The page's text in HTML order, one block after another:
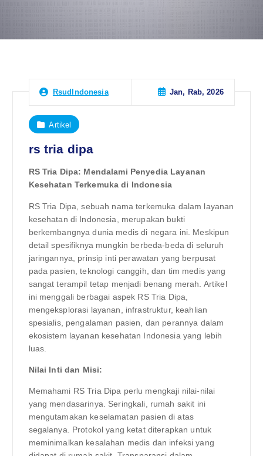
RsudIndonesia Jan, Rab, 2026
Artikel
rs tria dipa
RS Tria Dipa: Mendalami Penyedia Layanan
Kesehatan Terkemuka di Indonesia
RS Tria Dipa, sebuah nama terkemuka dalam layanan
kesehatan di Indonesia, merupakan bukti
berkembangnya dunia medis di negara ini. Meskipun
detail spesifiknya mungkin berbeda-beda di seluruh
jaringannya, prinsip inti perawatan yang berpusat
pada pasien, teknologi canggih, dan tim medis yang
sangat terampil tetap menjadi benang merah. Artikel
ini menggali berbagai aspek RS Tria Dipa,
mengeksplorasi layanan, infrastruktur, keahlian
spesialis, pengalaman pasien, dan perannya dalam
ekosistem layanan kesehatan Indonesia yang lebih
luas.
Nilai Inti dan Misi:
Memahami RS Tria Dipa perlu mengkaji nilai-nilai
yang mendasarinya. Seringkali, rumah sakit ini
mengutamakan keselamatan pasien di atas
segalanya. Protokol yang ketat diterapkan untuk
meminimalkan kesalahan medis dan infeksi yang